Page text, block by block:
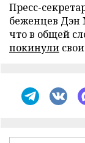
Пресс-
беженцев Дэн
что в общей
покинули